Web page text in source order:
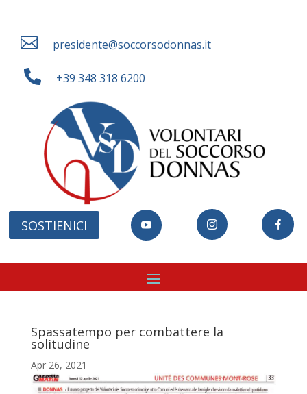
 presidente@soccorsodonnas.it
 +39 348 318 6200
SOSTIENICI   
Spassatempo per combattere la
solitudine
Apr 26, 2021